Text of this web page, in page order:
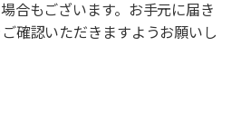
合もございます。お手元に届き
確認いただきますようお願いし